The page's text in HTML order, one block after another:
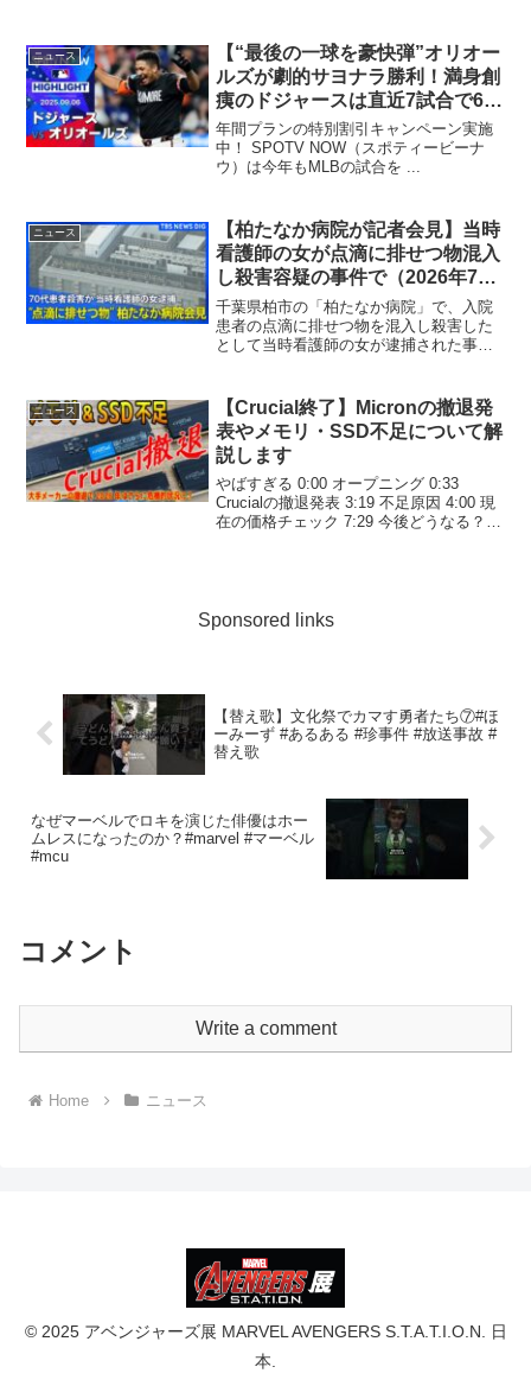
ニュース
【“最後の一球を豪快弾”オリオー
ルズが劇的サヨナラ勝利！満身創
痍のドジャースは直近7試合で6敗
目】ドジャースvsオリオールズ
試合ハイライト MLB2025シーズ
ン 9.6
年間プランの特別割引キャンペーン実施
中！ SPOTV NOW（スポティービーナ
ウ）は今年もMLBの試合を ...
ニュース
【柏たなか病院が記者会見】当時
看護師の女が点滴に排せつ物混入
し殺害容疑の事件で（2026年7月
16日 午後2時ごろ）【冒頭ノーカ
ット】｜TBS NEWS DIG
千葉県柏市の「柏たなか病院」で、入院
患者の点滴に排せつ物を混入し殺害した
として当時看護師の女が逮捕された事件
ニュース
【Crucial終了】Micronの撤退発
表やメモリ・SSD不足について解
説します
やばすぎる 0:00 オープニング 0:33
Crucialの撤退発表 3:19 不足原因 4:00 現
在の価格チェック 7:29 今後どうなる？
Sponsored links
【替え歌】文化祭でカマす勇者たち⑦#ほ
ーみーず #あるある #珍事件 #放送事故 #
替え歌
なぜマーベルでロキを演じた俳優はホー
ムレスになったのか？#marvel #マーベル
#mcu
コメント
Write a comment
Home ニュース
© 2025 アベンジャーズ展 MARVEL AVENGERS S.T.A.T.I.O.N. 日
本.